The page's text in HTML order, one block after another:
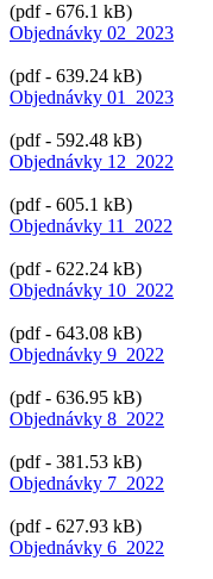
(pdf - 676.1 kB)
Objednávky 02_2023
(pdf - 639.24 kB)
Objednávky 01_2023
(pdf - 592.48 kB)
Objednávky 12_2022
(pdf - 605.1 kB)
Objednávky 11_2022
(pdf - 622.24 kB)
Objednávky 10_2022
(pdf - 643.08 kB)
Objednávky 9_2022
(pdf - 636.95 kB)
Objednávky 8_2022
(pdf - 381.53 kB)
Objednávky 7_2022
(pdf - 627.93 kB)
Objednávky 6_2022